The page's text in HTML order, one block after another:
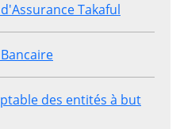
Takaful
des entités à but